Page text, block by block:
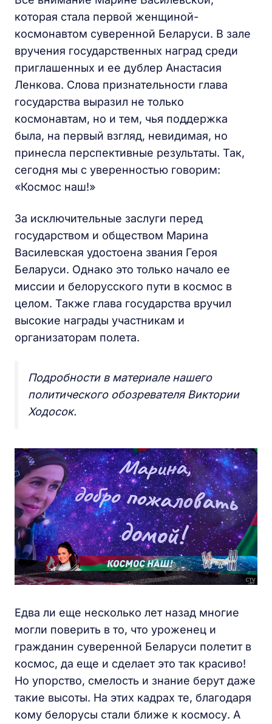
которая стала первой женщиной-
космонавтом суверенной Беларуси. В зале
вручения государственных наград среди
приглашенных и ее дублер Анастасия
Ленкова. Слова признательности глава
государства выразил не только
космонавтам, но и тем, чья поддержка
была, на первый взгляд, невидимая, но
принесла перспективные результаты. Так,
сегодня мы с уверенностью говорим:
«Космос наш!»
За исключительные заслуги перед
государством и обществом Марина
Василевская удостоена звания Героя
Беларуси. Однако это только начало ее
миссии и белорусского пути в космос в
целом. Также глава государства вручил
высокие награды участникам и
организаторам полета.
Подробности в материале нашего
политического обозревателя Виктории
Ходосок.
Едва ли еще несколько лет назад многие
могли поверить в то, что уроженец и
гражданин суверенной Беларуси полетит в
космос, да еще и сделает это так красиво!
Но упорство, смелость и знание берут даже
такие высоты. На этих кадрах те, благодаря
кому белорусы стали ближе к космосу. А